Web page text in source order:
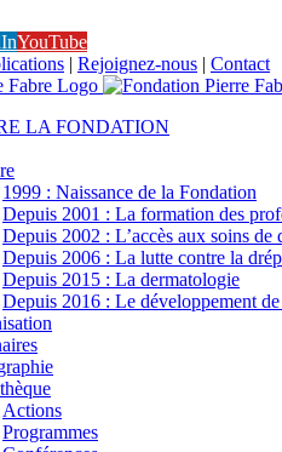
YouTube
| Rejoignez-nous | Contact
LA FONDATION
1999 : Naissance de la Fondation
Depuis 2001 : La formation des
Depuis 2002 : L’accès aux soins de
Depuis 2006 : La lutte contre la
Depuis 2015 : La dermatologie
Depuis 2016 : Le développement de
Actions
Programmes